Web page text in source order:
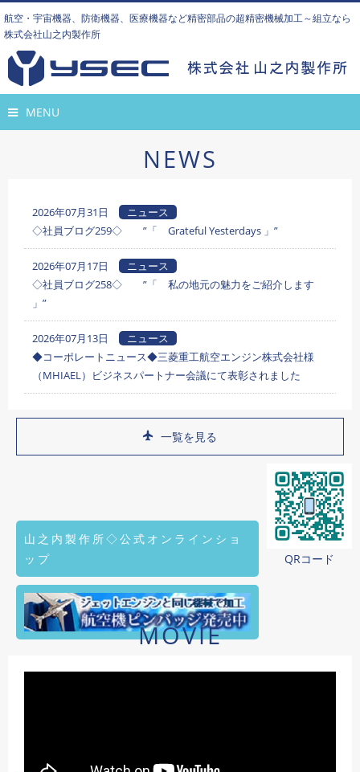
航空・宇宙機器、防衛機器、医療機器など精密部品の超精密機械加工～組立なら
株式会社山之内製作所
MENU
NEWS
2026年07月31日
ニュース
◇社員ブログ259◇ ”「 Grateful Yesterdays 」”
2026年07月17日
ニュース
◇社員ブログ258◇ ”「 私の地元の魅力をご紹介します
」”
2026年07月13日
ニュース
◆コーポレートニュース◆三菱重工航空エンジン株式会社様
（MHIAEL）ビジネスパートナー会議にて表彰されました
一覧を見る
山之内製作所◇公式オンラインショ
ップ
QRコード
MOVIE